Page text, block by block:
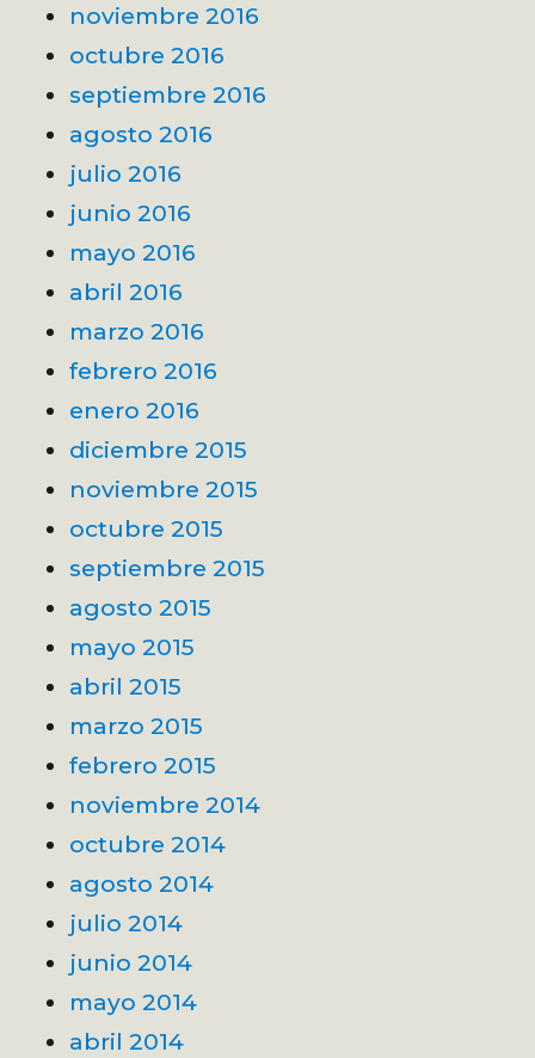
noviembre 2016
octubre 2016
septiembre 2016
agosto 2016
julio 2016
junio 2016
mayo 2016
abril 2016
marzo 2016
febrero 2016
enero 2016
diciembre 2015
noviembre 2015
octubre 2015
septiembre 2015
agosto 2015
mayo 2015
abril 2015
marzo 2015
febrero 2015
noviembre 2014
octubre 2014
agosto 2014
julio 2014
junio 2014
mayo 2014
abril 2014